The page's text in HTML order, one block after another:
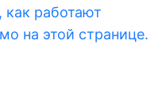
работают
на этой странице.